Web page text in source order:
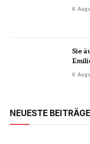
6
Sie
6
NEUESTE BEITRÄGE